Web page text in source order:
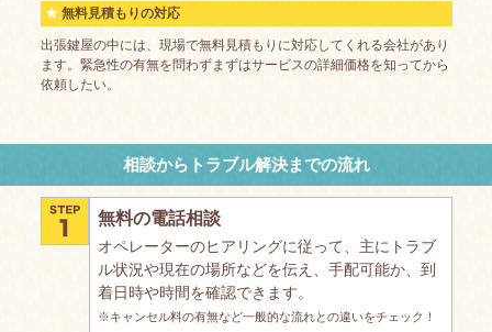
無料見積もりの対応
出張鍵屋の中には、現場で無料見積もりに対応してくれる会社があり
ます。緊急性の有無を問わずまずはサービスの詳細価格を知ってから
依頼したい。
相談からトラブル解決までの流れ
無料の電話相談
オペレーターのヒアリングに従って、主にトラブ
ル状況や現在の場所などを伝え、手配可能か、到
着日時や時間を確認できます。
※キャンセル料の有無など一般的な流れとの違いをチェック！